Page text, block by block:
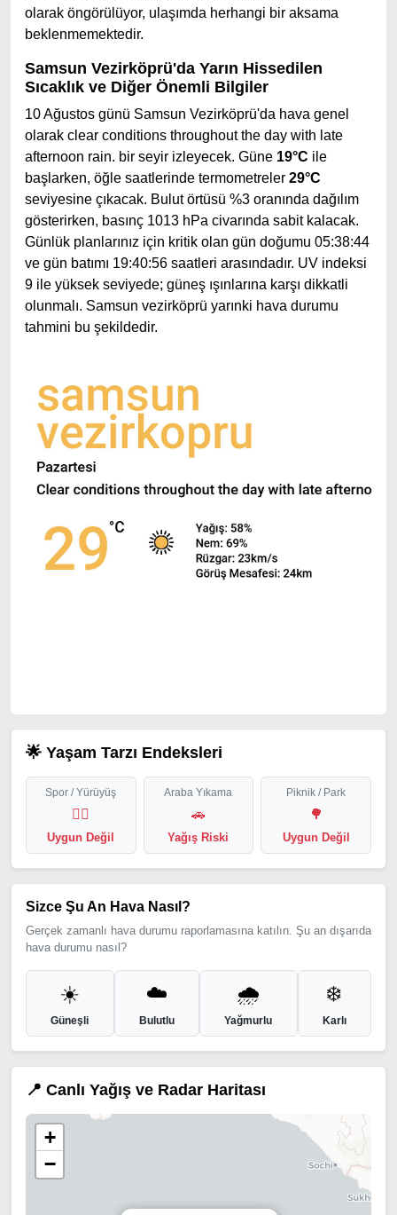
olarak öngörülüyor, ulaşımda herhangi bir aksama
beklenmemektedir.
Samsun Vezirköprü'da Yarın Hissedilen
Sıcaklık ve Diğer Önemli Bilgiler
10 Ağustos günü Samsun Vezirköprü'da hava genel
olarak clear conditions throughout the day with late
afternoon rain. bir seyir izleyecek. Güne 19°C ile
başlarken, öğle saatlerinde termometreler 29°C
seviyesine çıkacak. Bulut örtüsü %3 oranında dağılım
gösterirken, basınç 1013 hPa civarında sabit kalacak.
Günlük planlarınız için kritik olan gün doğumu 05:38:44
ve gün batımı 19:40:56 saatleri arasındadır. UV indeksi
9 ile yüksek seviyede; güneş ışınlarına karşı dikkatli
olunmalı. Samsun vezirköprü yarınki hava durumu
tahmini bu şekildedir.
🌟 Yaşam Tarzı Endeksleri
Spor / Yürüyüş
🏃‍♂️
Uygun Değil
Araba Yıkama
🚗
Yağış Riski
Piknik / Park
🌳
Uygun Değil
Sizce Şu An Hava Nasıl?
Gerçek zamanlı hava durumu raporlamasına katılın. Şu an dışarıda
hava durumu nasıl?
☀️
Güneşli
☁️
Bulutlu
🌧️
Yağmurlu
❄️
Karlı
📍 Canlı Yağış ve Radar Haritası
+
−